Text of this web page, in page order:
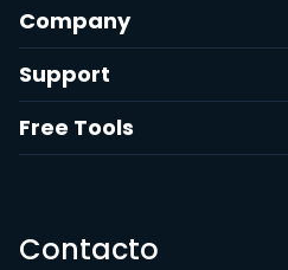
Company
Support
Free Tools
Contacto